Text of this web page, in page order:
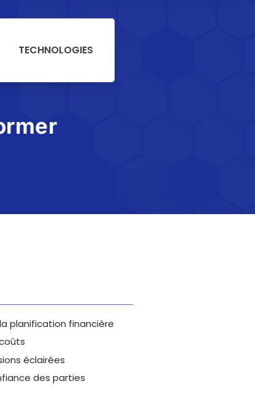
TECHNOLOGIES
planification financière
éclairées
des parties